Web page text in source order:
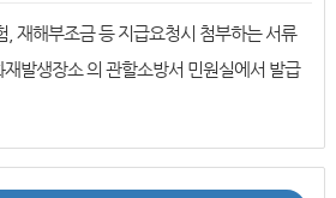
, 재해부조금 등 지급요청시 첨부하는 서류
발생장소 의 관할소방서 민원실에서 발급